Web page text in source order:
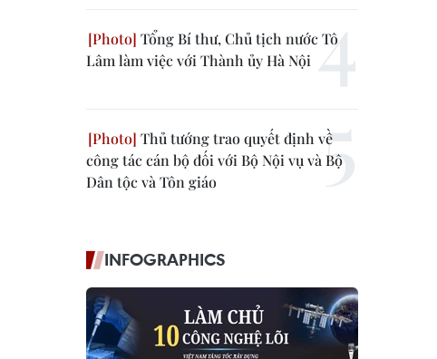
Tổng Bí thư, Chủ tịch nước Tô
Lâm làm việc với Thành ủy Hà Nội
Thủ tướng trao quyết định về
công tác cán bộ đối với Bộ Nội vụ và Bộ
Dân tộc và Tôn giáo
INFOGRAPHICS